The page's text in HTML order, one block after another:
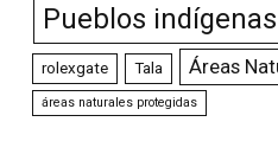
Pueblos indígenas
rolexgate Tala Áreas
áreas naturales protegidas